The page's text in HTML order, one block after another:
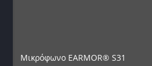
Μικρόφωνο EARMOR® S31